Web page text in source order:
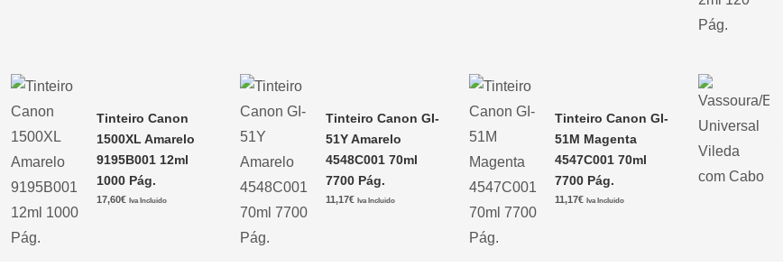
Tinteiro Canon
1500XL Amarelo
9195B001 12ml
1000 Pág.
17,60€ Iva Incluido
Tinteiro Canon GI-
51Y Amarelo
4548C001 70ml
7700 Pág.
11,17€ Iva Incluido
Tinteiro Canon GI-
51M Magenta
4547C001 70ml
7700 Pág.
11,17€ Iva Incluido